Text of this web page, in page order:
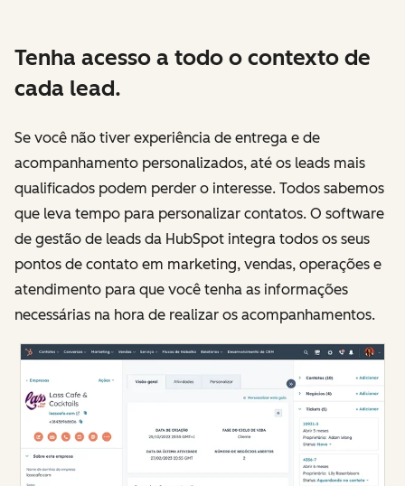
Tenha acesso a todo o contexto de
cada lead.
Se você não tiver experiência de entrega e de
acompanhamento personalizados, até os leads mais
qualificados podem perder o interesse. Todos sabemos
que leva tempo para personalizar contatos. O software
de gestão de leads da HubSpot integra todos os seus
pontos de contato em marketing, vendas, operações e
atendimento para que você tenha as informações
necessárias na hora de realizar os acompanhamentos.